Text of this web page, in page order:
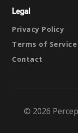
Legal
Privacy Policy
Terms of Service
Contact
© 2026